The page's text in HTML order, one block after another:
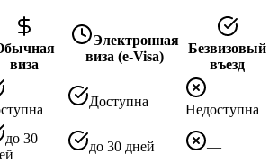
виза
Электронная
виза (e-Visa)
Безвизовый
въезд
Доступна
Недоступна
до 30
до 30 дней —